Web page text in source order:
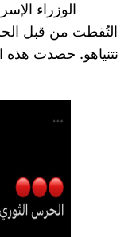
الوزراء
التُقطت من قبل